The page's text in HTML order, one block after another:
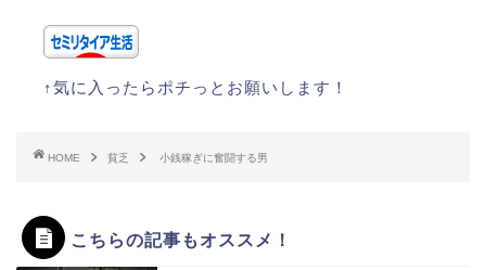
↑気に入ったらポチっとお願いします！
HOME 貧乏 小銭稼ぎに奮闘する男
こちらの記事もオススメ！